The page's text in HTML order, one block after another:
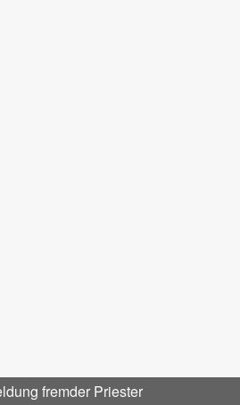
fremder Priester